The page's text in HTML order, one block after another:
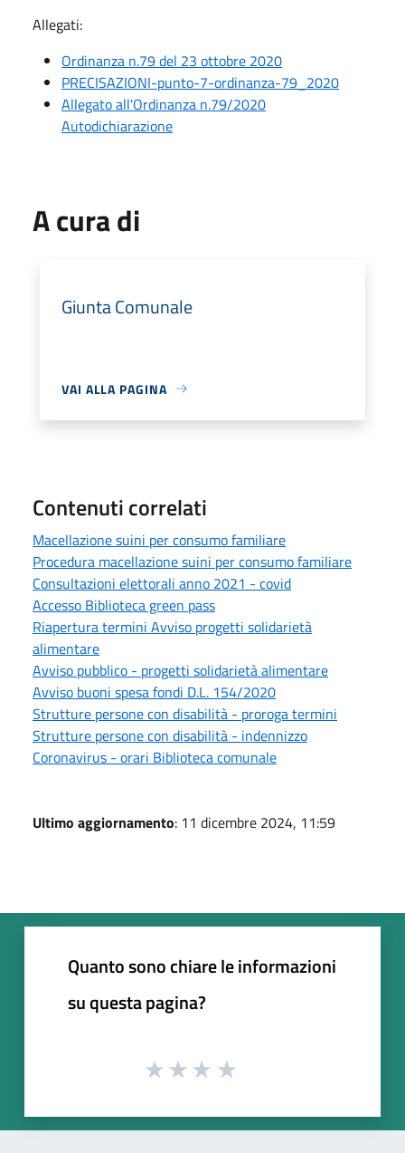
Allegati:
Ordinanza n.79 del 23 ottobre 2020
PRECISAZIONI-punto-7-ordinanza-79_2020
Allegato all'Ordinanza n.79/2020
Autodichiarazione
A cura di
Giunta Comunale
VAI ALLA PAGINA
Contenuti correlati
Macellazione suini per consumo familiare
Procedura macellazione suini per consumo familiare
Consultazioni elettorali anno 2021 - covid
Accesso Biblioteca green pass
Riapertura termini Avviso progetti solidarietà
alimentare
Avviso pubblico - progetti solidarietà alimentare
Avviso buoni spesa fondi D.L. 154/2020
Strutture persone con disabilità - proroga termini
Strutture persone con disabilità - indennizzo
Coronavirus - orari Biblioteca comunale
Ultimo aggiornamento: 11 dicembre 2024, 11:59
Quanto sono chiare le informazioni
su questa pagina?